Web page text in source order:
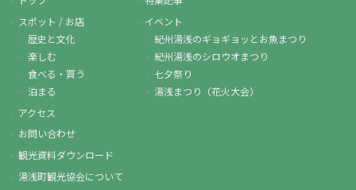
スポット / お店
歴史と文化
楽しむ
食べる・買う
泊まる
イベント
紀州湯浅のギョギョッとお魚まつり
紀州湯浅のシロウオまつり
七夕祭り
湯浅まつり（花火大会）
アクセス
お問い合わせ
観光資料ダウンロード
湯浅町観光協会について